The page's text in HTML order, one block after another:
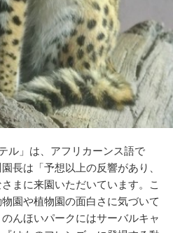
ル」は、アフリカーンス語で
長は「予想以上の反響があり、
まに来園いただいています。こ
園や植物園の面白さに気づいて
んほいパークにはサーバルキャ